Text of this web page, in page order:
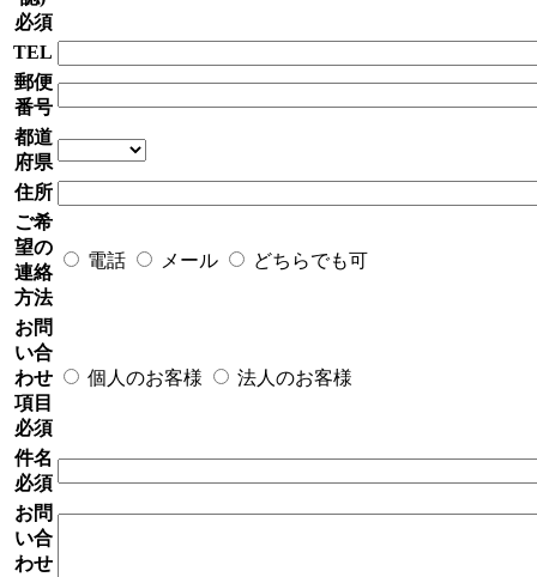
必須
TEL
郵便
番号
都道
府県
住所
ご希
望の
連絡
方法
電話 メール どちらでも可
お問
い合
わせ
項目
必須
個人のお客様 法人のお客様
件名
必須
お問
い合
わせ